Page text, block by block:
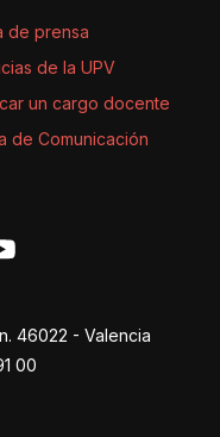
de prensa
de la UPV
un cargo docente
de Comunicación
46022 - Valencia
00